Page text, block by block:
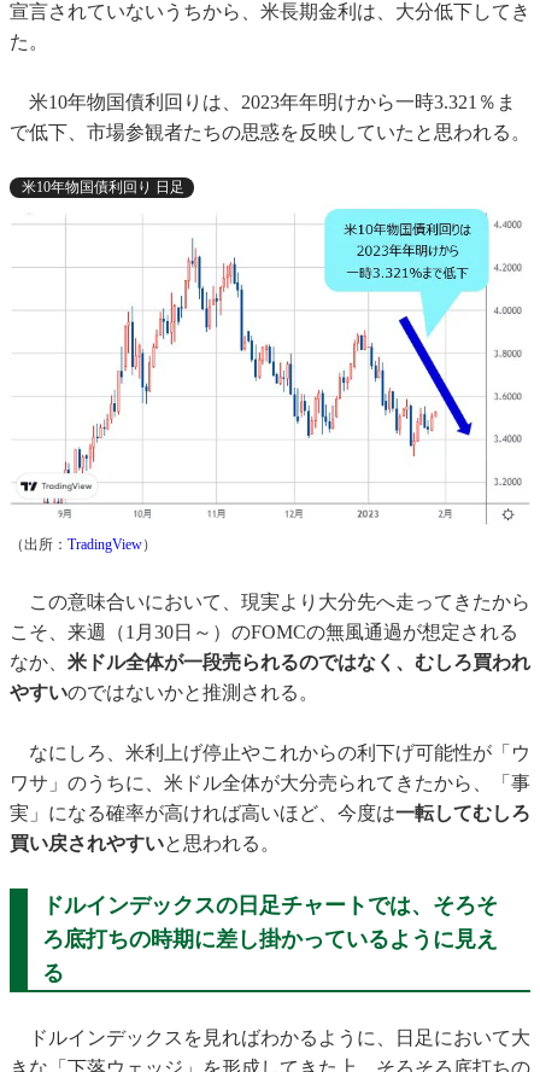
宣言されていないうちから、米長期金利は、大分低下してき
た。
米10年物国債利回りは、2023年年明けから一時3.321％ま
で低下、市場参観者たちの思惑を反映していたと思われる。
米10年物国債利回り 日足
（出所： TradingView）
この意味合いにおいて、現実より大分先へ走ってきたから
こそ、来週（1月30日～）のFOMCの無風通過が想定される
なか、 米ドル全体が一段売られるのではなく、むしろ買われ
やすいのではないかと推測される。
なにしろ、米利上げ停止やこれからの利下げ可能性が「ウ
ワサ」のうちに、米ドル全体が大分売られてきたから、「事
実」になる確率が高ければ高いほど、今度は一転してむしろ
買い戻されやすいと思われる。
ドルインデックスの日足チャートでは、そろそ
ろ底打ちの時期に差し掛かっているように見え
る
ドルインデックスを見ればわかるように、日足において大
きな「下落ウェッジ」を形成してきた上、そろそろ底打ちの